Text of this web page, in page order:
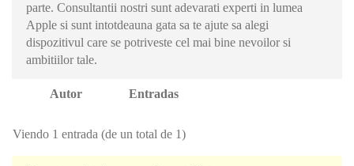
parte. Consultantii nostri sunt adevarati experti in lumea
Apple si sunt intotdeauna gata sa te ajute sa alegi
dispozitivul care se potriveste cel mai bine nevoilor si
ambitiilor tale.
Autor Entradas
Viendo 1 entrada (de un total de 1)